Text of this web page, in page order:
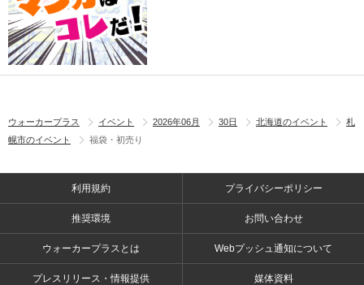
ウォーカープラス イベント 2026年06月 30日 北海道のイベント
札
幌市のイベント
福袋・初売り
利用規約 プライバシーポリシー
推奨環境 お問い合わせ
ウォーカープラスとは Webプッシュ通知について
プレスリリース・情報提供 媒体資料